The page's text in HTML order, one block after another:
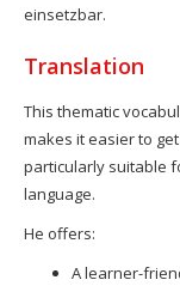
einsetzbar.
Translation
This thematic
makes it easier to
particularly suitable
language.
He offers:
A learner-